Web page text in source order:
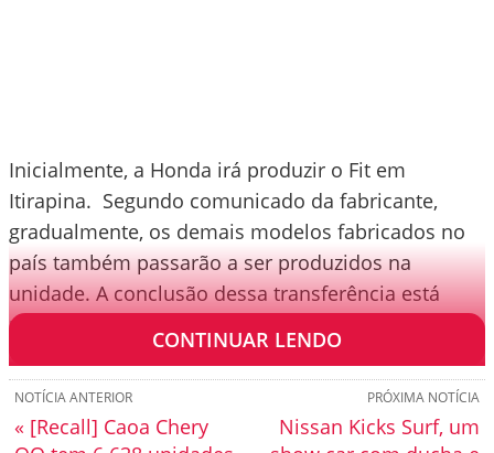
Inicialmente, a Honda irá produzir o Fit em
Itirapina. Segundo comunicado da fabricante,
gradualmente, os demais modelos fabricados no
país também passarão a ser produzidos na
unidade. A conclusão dessa transferência está
prevista para 2021.
CONTINUAR LENDO
PRÓXIMA NOTÍCIA
Nissan Kicks Surf, um
NOTÍCIA ANTERIOR
« [Recall] Caoa Chery